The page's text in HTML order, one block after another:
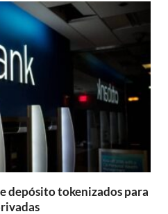
depósito tokenizados para